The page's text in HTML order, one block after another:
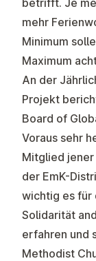
mehr
Minimum
Maximum
An der
Projekt
Board of
Voraus sehr
Mitglied jener
der EmK-
wichtig es für
Solidarität
erfahren und
Methodist